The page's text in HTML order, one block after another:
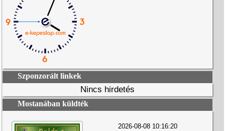
Szponzorált linkek
Nincs hirdetés
Mostanában küldték
2026-08-08 10:16:20